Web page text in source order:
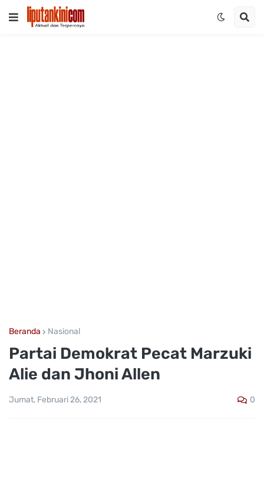
Beranda Nasional
Partai Demokrat Pecat Marzuki
Alie dan Jhoni Allen
Jumat, Februari 26, 2021 0